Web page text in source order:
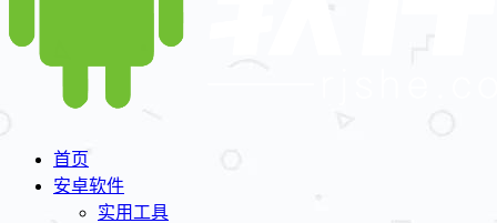
首页
安卓软件
实用工具